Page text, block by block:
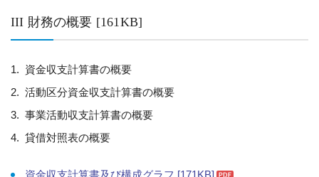
III 財務の概要 [161KB]
資金収支計算書の概要
活動区分資金収支計算書の概要
事業活動収支計算書の概要
貸借対照表の概要
資金収支計算書及び構成グラフ [171KB]